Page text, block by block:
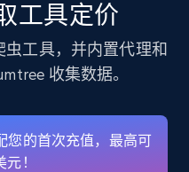
注册使用
About,
and more.
工具定价
工具，并内置代理和
收集数据。
您的首次充值，最高可
！